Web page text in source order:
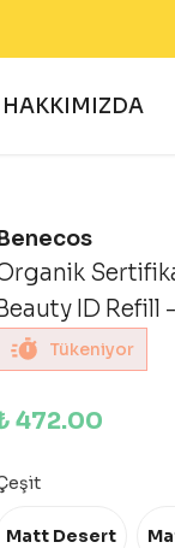
HAKKIMIZDA
ID Refill
Tükeniyor
472.00
Matt Desert